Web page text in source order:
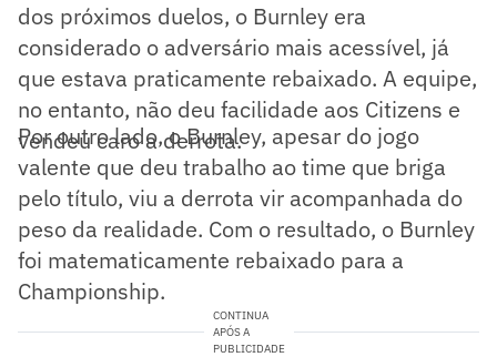
dos próximos duelos, o Burnley era
considerado o adversário mais acessível, já
que estava praticamente rebaixado. A equipe,
no entanto, não deu facilidade aos Citizens e
vendeu caro a derrota.
Por outro lado, o Burnley, apesar do jogo
valente que deu trabalho ao time que briga
pelo título, viu a derrota vir acompanhada do
peso da realidade. Com o resultado, o Burnley
foi matematicamente rebaixado para a
Championship.
CONTINUA
APÓS A
PUBLICIDADE